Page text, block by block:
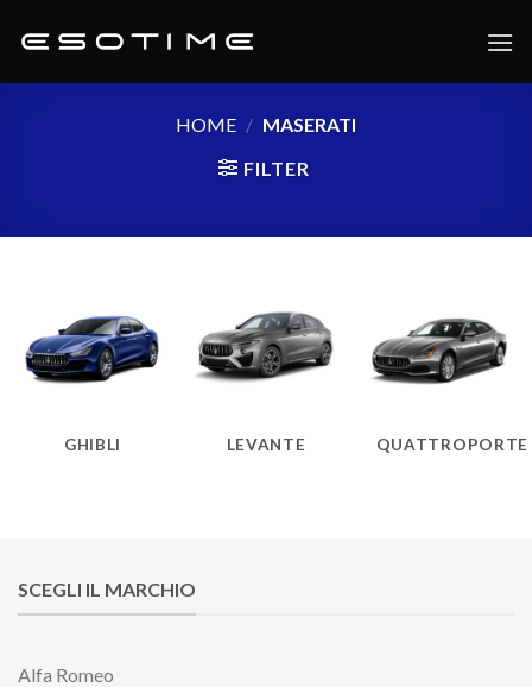
HOME / MASERATI
FILTER
GHIBLI LEVANTE QUATTROPORTE
SCEGLI IL MARCHIO
Alfa Romeo